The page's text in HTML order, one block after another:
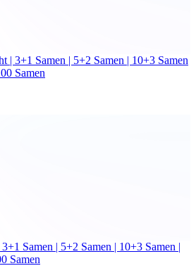
3+1 Samen | 5+2 Samen | 10+3 Samen
Samen
Samen | 5+2 Samen | 10+3 Samen |
Samen